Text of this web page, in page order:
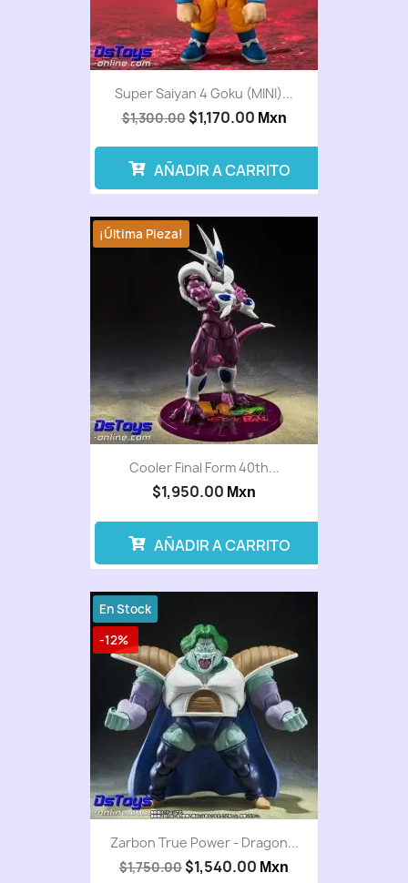
Super Saiyan 4 Goku (MINI)...
$1,300.00 $1,170.00 Mxn
AÑADIR A CARRITO
Cooler Final Form 40th...
$1,950.00 Mxn
¡Última Pieza!
AÑADIR A CARRITO
Zarbon True Power - Dragon...
$1,750.00 $1,540.00 Mxn
-12%
En Stock